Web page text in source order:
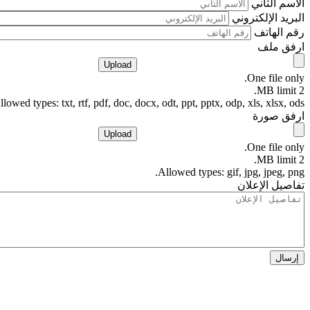
الاسم الثاني
البريد الإلكتروني
رقم الهاتف
ارفق ملف
One file only.
2 MB limit.
types: txt, rtf, pdf, doc, docx, odt, ppt, pptx, odp, xls, xlsx, ods.
ارفق صورة
One file only.
2 MB limit.
Allowed types: gif, jpg, jpeg, png.
تفاصيل الإعلان